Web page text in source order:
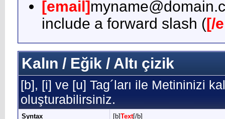
[email]
include a forward slash ([/
Kalın / Eğik / Altı çizik
[b], [i] ve [u] Tag´ları ile Metininizi
oluşturabilirsiniz.
Syntax [b]Text[/b]